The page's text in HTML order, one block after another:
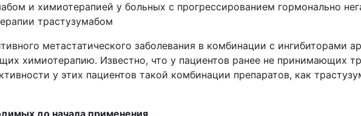
и химиотерапией у больных с прогрессированием гормонально
трастузумабом
метастатического заболевания в комбинации с ингибиторами
химиотерапию. Известно, что у пациентов ранее не принимающих
у этих пациентов такой комбинации препаратов, как
до начала применения